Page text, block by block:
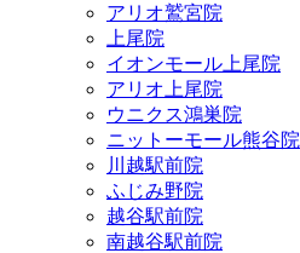
アリオ鷲宮院
上尾院
イオンモール上尾院
アリオ上尾院
ウニクス鴻巣院
ニットーモール熊谷院
川越駅前院
ふじみ野院
越谷駅前院
南越谷駅前院